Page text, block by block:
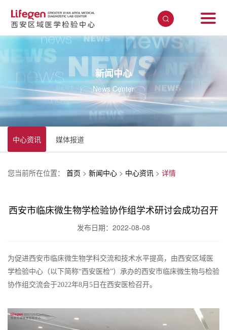
新闻中心
News Center
中心资讯 媒体报道
您当前所在位置： 首页 > 新闻中心 > 中心资讯 > 详情
西安市临床微生物学检验协作组学术研讨会成功召开
发布日期：2022-08-08
为促进西安市临床微生物学科交流和技术水平提高，由西安区域医
学检验中心（以下简称“西安医检”）承办的西安市临床微生物与检验
协作组交流会于2022年8月5日在西安医检召开。